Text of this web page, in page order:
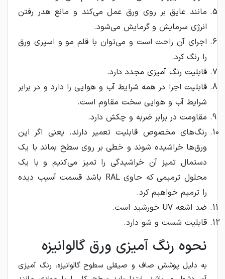
مانند عایق بر روی ورق عمل می‌کند و مانع هدر رفتن
انرژی سرمایش و گرمایش می‌شود.
اجرای آن راحت است و می‌توان با قلم مو و اسپری ورق
را رنگ کرد.
قابلیت رنگ آمیزی مجدد دارد.
قابلیت اجرا در همه شرایط آب و هوایی را دارد و در برابر
شرایط آب و هوایی سخت مقاوم است.
مقاومت در برابر ضربه و چکش دارد.
رنگ‌های مخصوص قابلیت تعمیر دارند. یعنی اگر این
ورق‌ها خراشیده شوند و خطی بر روی سطح بماند با یک
دستمال تمیز آن خراشیدگی را تمیز می‌کنیم و با یک
محلول ترمیمی که حاوی RAL باشد قسمت آسیب دیده
را ترمیم خواهیم کرد.
ضد اشعه UV خورشید است.
قابلیت شست و شو دارد.
نحوه رنگ آمیزی ورق گالوانیزه
به دلیل پوشش صاف و صیقلی سطوح گالوانیزه، رنگ آمیزی